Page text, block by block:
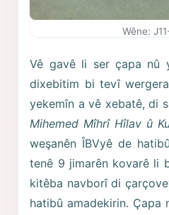
Wêne:
Vê gavê li ser çapa nû
dixebitim bi tevî
yekemîn a vê xebatê, di
Mihemed Mîhrî Hîlav û
weşanên ÎBVyê de
tenê 9 jimarên kovarê li
kitêba navborî di
hatibû amadekirin.